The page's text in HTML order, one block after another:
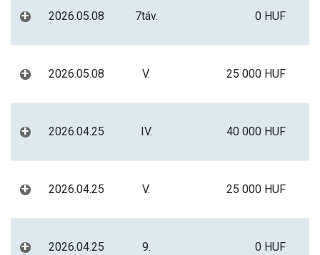
+ 2026.05.08 7táv. 0 HUF
+ 2026.05.08 V. 25 000 HUF
+ 2026.04.25 IV. 40 000 HUF
+ 2026.04.25 V. 25 000 HUF
+ 2026.04.25 9. 0 HUF